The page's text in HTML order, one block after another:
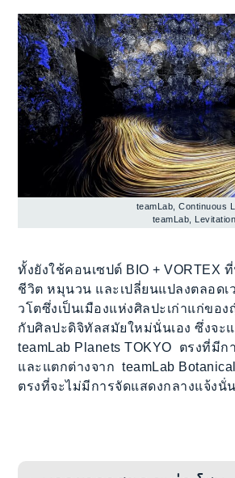
teamLab, Continuous
teamLab,
ทั้งยังใช้คอนเซปต์ BIO + VORTEX
ชีวิต หมุนวน และเปลี่ยนแปลงตลอดเ
วโตซึ่งเป็นเมืองแห่งศิลปะเก่าแก่ขอ
กับศิลปะดิจิทัลสมัยใหม่นั่นเอง ซึ่งจะ
teamLab Planets TOKYO ตรงที่มีก
และแตกต่างจาก teamLab
ตรงที่จะไม่มีการจัดแสดงกลางแจ้งนั่น